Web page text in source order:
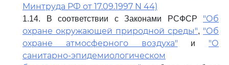
Минтруда РФ от 17.09.1997 N 44)
1.14. В соответствии с Законами РСФСР "Об
охране окружающей природной среды", "Об
охране атмосферного воздуха" и "О
санитарно-эпидемиологическом